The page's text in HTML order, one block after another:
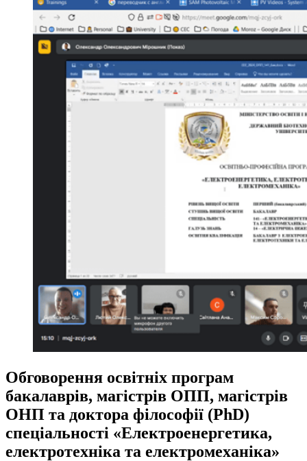
Обговорення освітніх програм
бакалаврів, магістрів ОПП, магістрів
ОНП та доктора філософії (PhD)
спеціальності «Електроенергетика,
електротехніка та електромеханіка»